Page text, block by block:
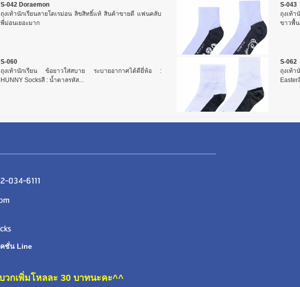
S-042 Doraemon
ถุงเท้านักเรียนลายโดเรม่อน ลิขสิทธิ์แท้ สินค้าขายดี แฟนคลับ
พี่ม่อนเยอะมาก
S-043
ถุงเท้
ขาวพื้น
S-060
ถุงเท้านักเรียน ข้อยาวใส่สบาย ระบายอากาศได้ดียี่ห้อ :
HUNNY Socksสี : น้ำตาลรหัส...
S-062
ถุงเท้า
Easter
034-6111
คชั่น Line
วกเพิ่มโหลละ 30 บาทนะคะ^^